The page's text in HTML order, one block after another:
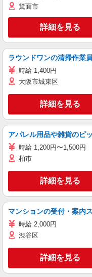
箕面市
詳細を見る
ラウンドワンの清掃作業員
時給 1,400円
大阪市城東区
詳細を見る
アパレル用品や雑貨のピ
時給 1,200円〜1,500円
柏市
詳細を見る
マンションの受付・案内
時給 2,000円
渋谷区
詳細を見る